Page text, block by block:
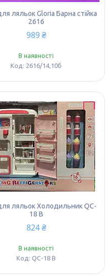
ляльок Gloria Барна стійка
2616
989 ₴
В наявності
2616/14,10б
ляльок Холодильник QC-
18 B
824 ₴
В наявності
QC-18 B